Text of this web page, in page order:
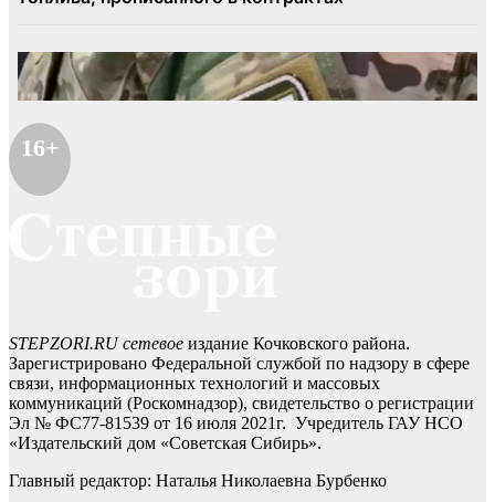
16+
STEPZORI.RU сетевое издание Кочковского района.
Зарегистрировано Федеральной службой по надзору в сфере
связи, информационных технологий и массовых
коммуникаций (Роскомнадзор), свидетельство о регистрации
Эл № ФС77-81539 от 16 июля 2021г. Учредитель ГАУ НСО
«Издательский дом «Советская Сибирь».
Главный редактор: Наталья Николаевна Бурбенко